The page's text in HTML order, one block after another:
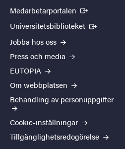
Medarbetarportalen (Extern länk)
Universitetsbiblioteket (Extern länk)
Jobba hos oss
Press och media
EUTOPIA
Om webbplatsen
Behandling av personuppgifter
Cookie-inställningar
Tillgänglighetsredogörelse